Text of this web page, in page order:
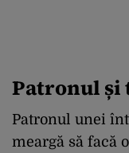
Patronul și
Patronul unei
meargă să facă